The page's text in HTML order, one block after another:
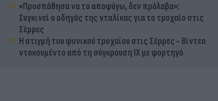
«Προσπάθησα να το αποφύγω, δεν πρόλαβα»:
Συγκινεί ο οδηγός της νταλίκας για το τροχαίο στις
Σέρρες
Η στιγμή του φονικού τροχαίου στις Σέρρες - Βίντεο
ντοκουμέντο από τη σύγκρουση ΙΧ με φορτηγό